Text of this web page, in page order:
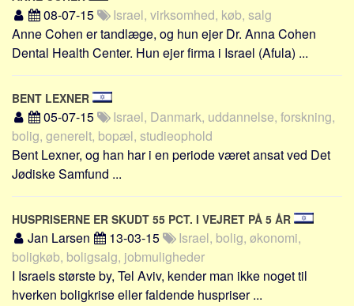
08-07-15
Israel, virksomhed, køb, salg
Anne Cohen er tandlæge, og hun ejer Dr. Anna Cohen
Dental Health Center. Hun ejer firma i Israel (Afula) ...
BENT LEXNER
05-07-15
Israel, Danmark, uddannelse, forskning,
bolig, generelt, bopæl, studieophold
Bent Lexner, og han har i en periode været ansat ved Det
Jødiske Samfund ...
HUSPRISERNE ER SKUDT 55 PCT. I VEJRET PÅ 5 ÅR
Jan Larsen 13-03-15
Israel, bolig, økonomi,
boligkøb, boligsalg, jobmuligheder
I Israels største by, Tel Aviv, kender man ikke noget til
hverken boligkrise eller faldende huspriser ...